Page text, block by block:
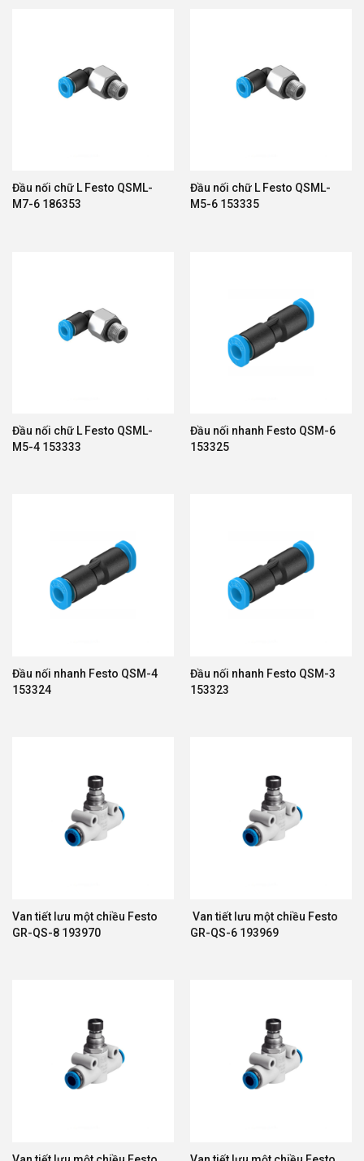
Đầu nối chữ L Festo QSML-
M7-6 186353
Đầu nối chữ L Festo QSML-
M5-6 153335
Đầu nối chữ L Festo QSML-
M5-4 153333
Đầu nối nhanh Festo QSM-6
153325
Đầu nối nhanh Festo QSM-4
153324
Đầu nối nhanh Festo QSM-3
153323
Van tiết lưu một chiều Festo
GR-QS-8 193970
Van tiết lưu một chiều Festo
GR-QS-6 193969